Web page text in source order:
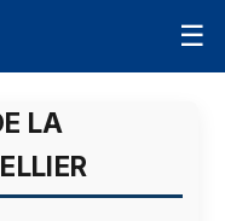
☰
LA